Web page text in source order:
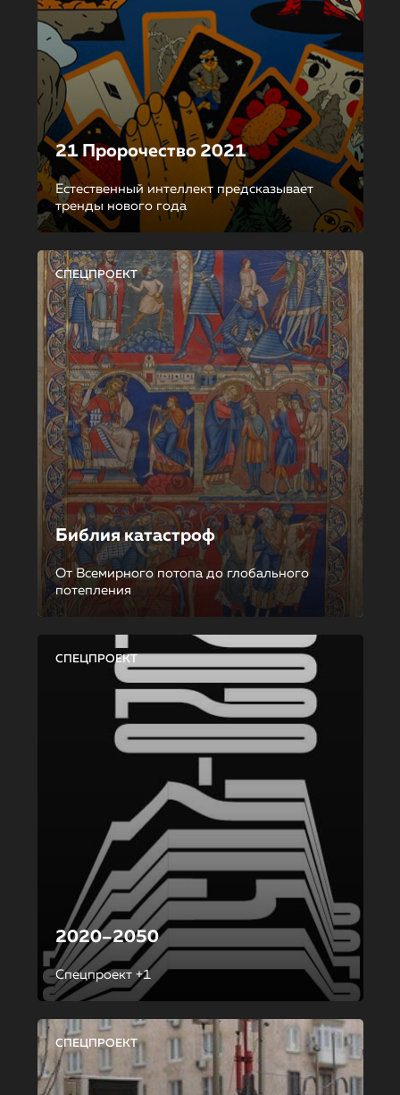
21 Пророчество 2021
Естественный интеллект предсказывает
тренды нового года
СПЕЦПРОЕКТ
Библия катастроф
От Всемирного потопа до глобального
потепления
СПЕЦПРОЕКТ
2020–2050
Спецпроект +1
СПЕЦПРОЕКТ